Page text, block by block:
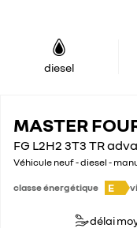
diesel
MASTER
FG L2H2 3T3 TR
Véhicule neuf - diesel -
classe énergétique E
délai